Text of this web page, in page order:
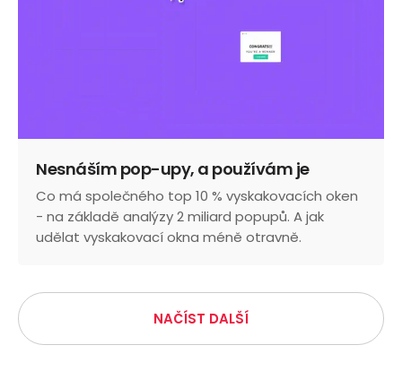
Nesnáším pop-upy, a používám je
Co má společného top 10 % vyskakovacích oken
- na základě analýzy 2 miliard popupů. A jak
udělat vyskakovací okna méně otravně.
NAČÍST DALŠÍ